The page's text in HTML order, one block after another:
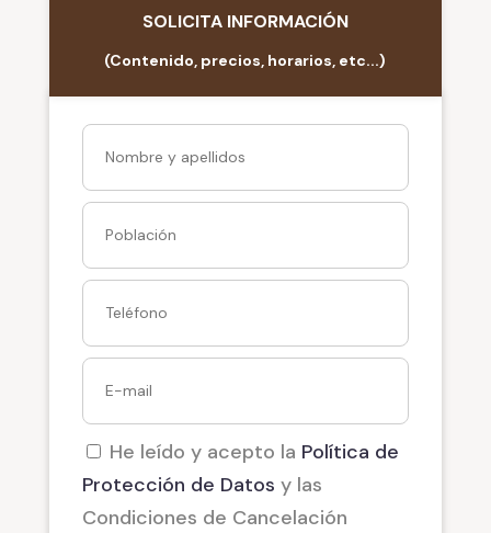
SOLICITA INFORMACIÓN
(Contenido, precios, horarios, etc...)
He leído y acepto la Política de
Protección de Datos y las
Condiciones de Cancelación